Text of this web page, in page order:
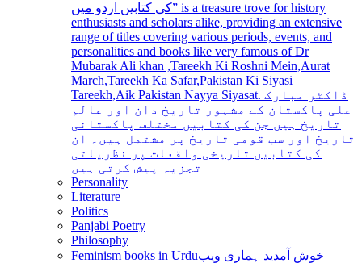
کی کتابیں اردو میں” is a treasure trove for history
enthusiasts and scholars alike, providing an extensive
range of titles covering various periods, events, and
personalities and books like very famous of Dr
Mubarak Ali khan ,Tareekh Ki Roshni Mein,Aurat
March,Tareekh Ka Safar,Pakistan Ki Siyasi
Tareekh,Aik Pakistan Nayya Siyasat. ڈاکٹر مبارک
علی پاکستان کے مشہور تاریخ دان اور عالم
تاریخ ہیں جن کی کتابیں مختلف پاکستانی
تاریخ اور سب قومی تاریخ پر مشتمل ہیں۔ ان
کی کتابیں تاریخی واقعات پر نظریاتی
تجزیہ پیش کرتی ہیں
Personality
Literature
Politics
Panjabi Poetry
Philosophy
Feminism books in Urduخوش آمدید ہماری ویب